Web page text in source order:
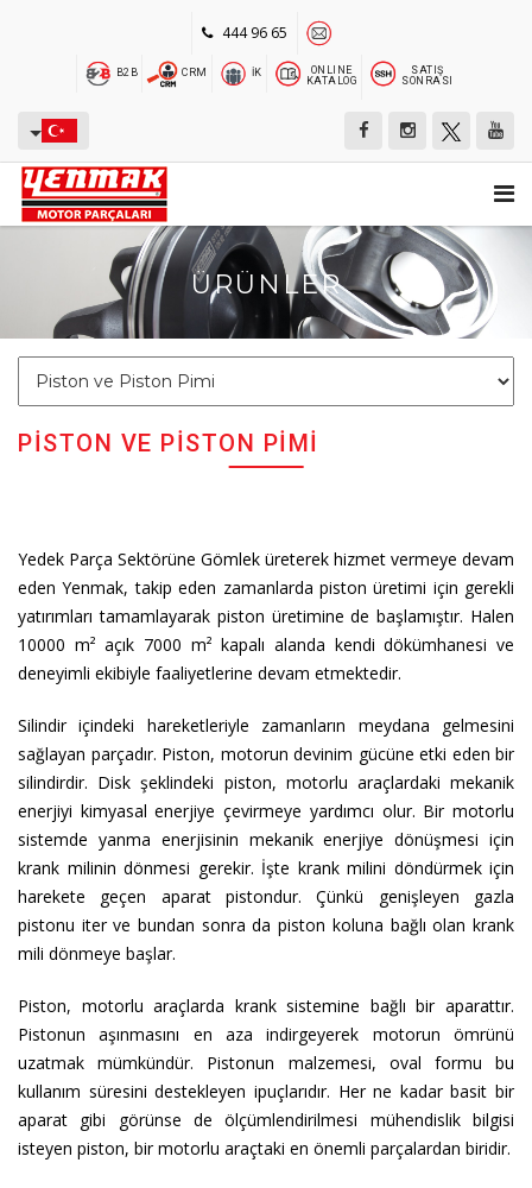
444 96 65
B2B CRM İK
ONLINE
KATALOG
SATIŞ
SONRASI
ÜRÜNLER
PISTON VE PISTON PIMI
Yedek Parça Sektörüne Gömlek üreterek hizmet vermeye devam
eden Yenmak, takip eden zamanlarda piston üretimi için gerekli
yatırımları tamamlayarak piston üretimine de başlamıştır. Halen
10000 m² açık 7000 m² kapalı alanda kendi dökümhanesi ve
deneyimli ekibiyle faaliyetlerine devam etmektedir.
Silindir içindeki hareketleriyle zamanların meydana gelmesini
sağlayan parçadır. Piston, motorun devinim gücüne etki eden bir
silindirdir. Disk şeklindeki piston, motorlu araçlardaki mekanik
enerjiyi kimyasal enerjiye çevirmeye yardımcı olur. Bir motorlu
sistemde yanma enerjisinin mekanik enerjiye dönüşmesi için
krank milinin dönmesi gerekir. İşte krank milini döndürmek için
harekete geçen aparat pistondur. Çünkü genişleyen gazla
pistonu iter ve bundan sonra da piston koluna bağlı olan krank
mili dönmeye başlar.
Piston, motorlu araçlarda krank sistemine bağlı bir aparattır.
Pistonun aşınmasını en aza indirgeyerek motorun ömrünü
uzatmak mümkündür. Pistonun malzemesi, oval formu bu
kullanım süresini destekleyen ipuçlarıdır. Her ne kadar basit bir
aparat gibi görünse de ölçümlendirilmesi mühendislik bilgisi
isteyen piston, bir motorlu araçtaki en önemli parçalardan biridir.